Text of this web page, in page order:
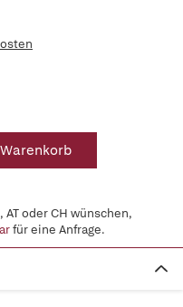
oder CH wünschen,
für eine Anfrage.